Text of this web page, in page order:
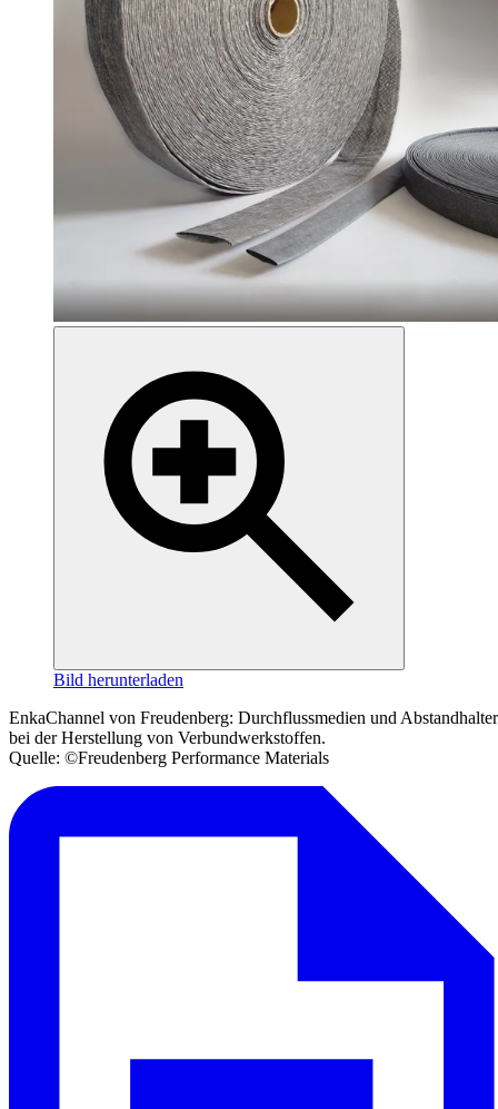
Bild herunterladen
EnkaChannel von Freudenberg: Durchflussmedien und Abstandhalter
bei der Herstellung von Verbundwerkstoffen.
Quelle: ©Freudenberg Performance Materials